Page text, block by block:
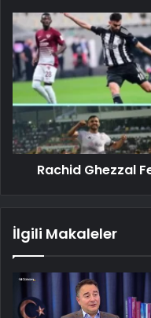
Rachid Ghezzal
İlgili Makaleler